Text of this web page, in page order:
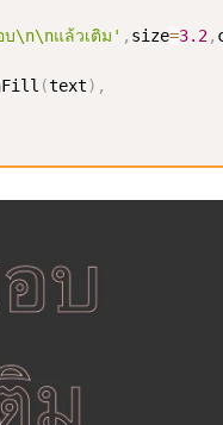
บ\n\nแล้วเติม' , size=3.2,
(text) ,